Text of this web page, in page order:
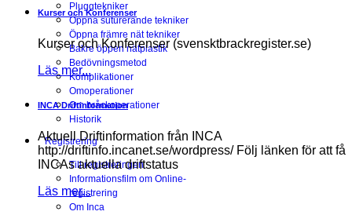
Pluggtekniker
Öppna suturerande tekniker
Öppna främre nät tekniker
Bakre öppen nätplastik
Bedövningsmetod
Komplikationer
Omoperationer
Om bråckoperationer
Historik
Registrering
Till registreringen
Informationsfilm om Online-
registrering
Om Inca
Kurser och Konferenser
Kurser och Konferenser (svensktbrackregister.se)
Läs mer...
INCA Driftinformation
Aktuell Driftinformation från INCA
http://driftinfo.incanet.se/wordpress/ Följ länken för att få
INCAs aktuella driftstatus
Läs mer...